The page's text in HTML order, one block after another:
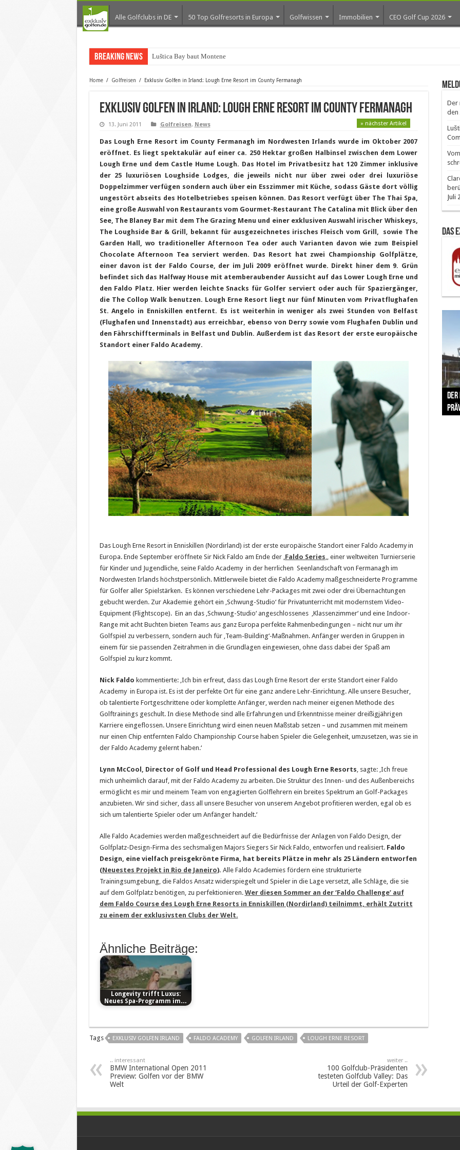
Alle Golfclubs in DE 50 Top Golfresorts in Europa Golfwissen Immobilien CEO Golf Cup 2026
Breaking News Luštica Bay baut Montenegros erste Golf-Com
Home / Golfreisen / Exklusiv Golfen in Irland: Lough Erne Resort im County Fermanagh
Exklusiv Golfen in Irland: Lough Erne Resort im County Fermanagh
13. Juni 2011 Golfreisen, News » nächster Artikel
Das Lough Erne Resort im County Fermanagh im Nordwesten Irlands wurde im Oktober 2007
eröffnet. Es liegt spektakulär auf einer ca. 250 Hektar großen Halbinsel zwischen dem Lower
Lough Erne und dem Castle Hume Lough. Das Hotel im Privatbesitz hat 120 Zimmer inklusive
der 25 luxuriösen Loughside Lodges, die jeweils nicht nur über zwei oder drei luxuriöse
Doppelzimmer verfügen sondern auch über ein Esszimmer mit Küche, sodass Gäste dort völlig
ungestört abseits des Hotelbetriebes speisen können. Das Resort verfügt über The Thai Spa,
eine große Auswahl von Restaurants vom Gourmet-Restaurant The Catalina mit Blick über den
See, The Blaney Bar mit dem The Grazing Menu und einer exklusiven Auswahl irischer Whiskeys,
The Loughside Bar & Grill, bekannt für ausgezeichnetes irisches Fleisch vom Grill, sowie The
Garden Hall, wo traditioneller Afternoon Tea oder auch Varianten davon wie zum Beispiel
Chocolate Afternoon Tea serviert werden. Das Resort hat zwei Championship Golfplätze,
einer davon ist der Faldo Course, der im Juli 2009 eröffnet wurde. Direkt hiner dem 9. Grün
befindet sich das Halfway House mit atemberaubender Aussicht auf das Lower Lough Erne und
den Faldo Platz. Hier werden leichte Snacks für Golfer serviert oder auch für Spaziergänger,
die The Collop Walk benutzen. Lough Erne Resort liegt nur fünf Minuten vom Privatflughafen
St. Angelo in Enniskillen entfernt. Es ist weiterhin in weniger als zwei Stunden von Belfast
(Flughafen und Innenstadt) aus erreichbar, ebenso von Derry sowie vom Flughafen Dublin und
den Fährschiffterminals in Belfast und Dublin. Außerdem ist das Resort der erste europäische
Standort einer Faldo Academy.
Das Lough Erne Resort in Enniskillen (Nordirland) ist der erste europäische Standort einer Faldo Academy in
Europa. Ende September eröffnete Sir Nick Faldo am Ende der ‚Faldo Series‚, einer weltweiten Turnierserie
für Kinder und Jugendliche, seine Faldo Academy in der herrlichen Seenlandschaft von Fermanagh im
Nordwesten Irlands höchstpersönlich. Mittlerweile bietet die Faldo Academy maßgeschneiderte Programme
für Golfer aller Spielstärken. Es können verschiedene Lehr-Packages mit zwei oder drei Übernachtungen
gebucht werden. Zur Akademie gehört ein ‚Schwung-Studio‘ für Privatunterricht mit modernstem Video-
Equipment (Flightscope). Ein an das ‚Schwung-Studio‘ angeschlossenes ‚Klassenzimmer‘ und eine Indoor-
Range mit acht Buchten bieten Teams aus ganz Europa perfekte Rahmenbedingungen – nicht nur um ihr
Golfspiel zu verbessern, sondern auch für ‚Team-Building‘-Maßnahmen. Anfänger werden in Gruppen in
einem für sie passenden Zeitrahmen in die Grundlagen eingewiesen, ohne dass dabei der Spaß am
Golfspiel zu kurz kommt.
Nick Faldo kommentierte: ‚Ich bin erfreut, dass das Lough Erne Resort der erste Standort einer Faldo
Academy in Europa ist. Es ist der perfekte Ort für eine ganz andere Lehr-Einrichtung. Alle unsere Besucher,
ob talentierte Fortgeschrittene oder komplette Anfänger, werden nach meiner eigenen Methode des
Golftrainings geschult. In diese Methode sind alle Erfahrungen und Erkenntnisse meiner dreißigjährigen
Karriere eingeflossen. Unsere Einrichtung wird einen neuen Maßstab setzen – und zusammen mit meinem
nur einen Chip entfernten Faldo Championship Course haben Spieler die Gelegenheit, umzusetzen, was sie in
der Faldo Academy gelernt haben.‘
Lynn McCool, Director of Golf und Head Professional des Lough Erne Resorts, sagte: ‚Ich freue
mich unheimlich darauf, mit der Faldo Academy zu arbeiten. Die Struktur des Innen- und des Außenbereichs
ermöglicht es mir und meinem Team von engagierten Golflehrern ein breites Spektrum an Golf-Packages
anzubieten. Wir sind sicher, dass all unsere Besucher von unserem Angebot profitieren werden, egal ob es
sich um talentierte Spieler oder um Anfänger handelt.‘
Alle Faldo Academies werden maßgeschneidert auf die Bedürfnisse der Anlagen von Faldo Design, der
Golfplatz-Design-Firma des sechsmaligen Majors Siegers Sir Nick Faldo, entworfen und realisiert. Faldo
Design, eine vielfach preisgekrönte Firma, hat bereits Plätze in mehr als 25 Ländern entworfen
(Neuestes Projekt in Rio de Janeiro). Alle Faldo Academies fördern eine strukturierte
Trainingsumgebung, die Faldos Ansatz widerspiegelt und Spieler in die Lage versetzt, alle Schläge, die sie
auf dem Golfplatz benötigen, zu perfektionieren. Wer diesen Sommer an der ‘Faldo Challenge’ auf
dem Faldo Course des Lough Erne Resorts in Enniskillen (Nordirland) teilnimmt, erhält Zutritt
zu einem der exklusivsten Clubs der Welt.
Ähnliche Beiträge:
Longevity trifft Luxus:
Neues Spa-Programm im…
Tags EXKLUSIV GOLFEN IRLAND FALDO ACADEMY GOLFEN IRLAND LOUGH ERNE RESORT
.. interessant
BMW International Open 2011
Preview: Golfen vor der BMW
Welt
weiter ..
100 Golfclub-Präsidenten
testeten Golfclub Valley: Das
Urteil der Golf-Experten
Der
den
Juli
Das
The